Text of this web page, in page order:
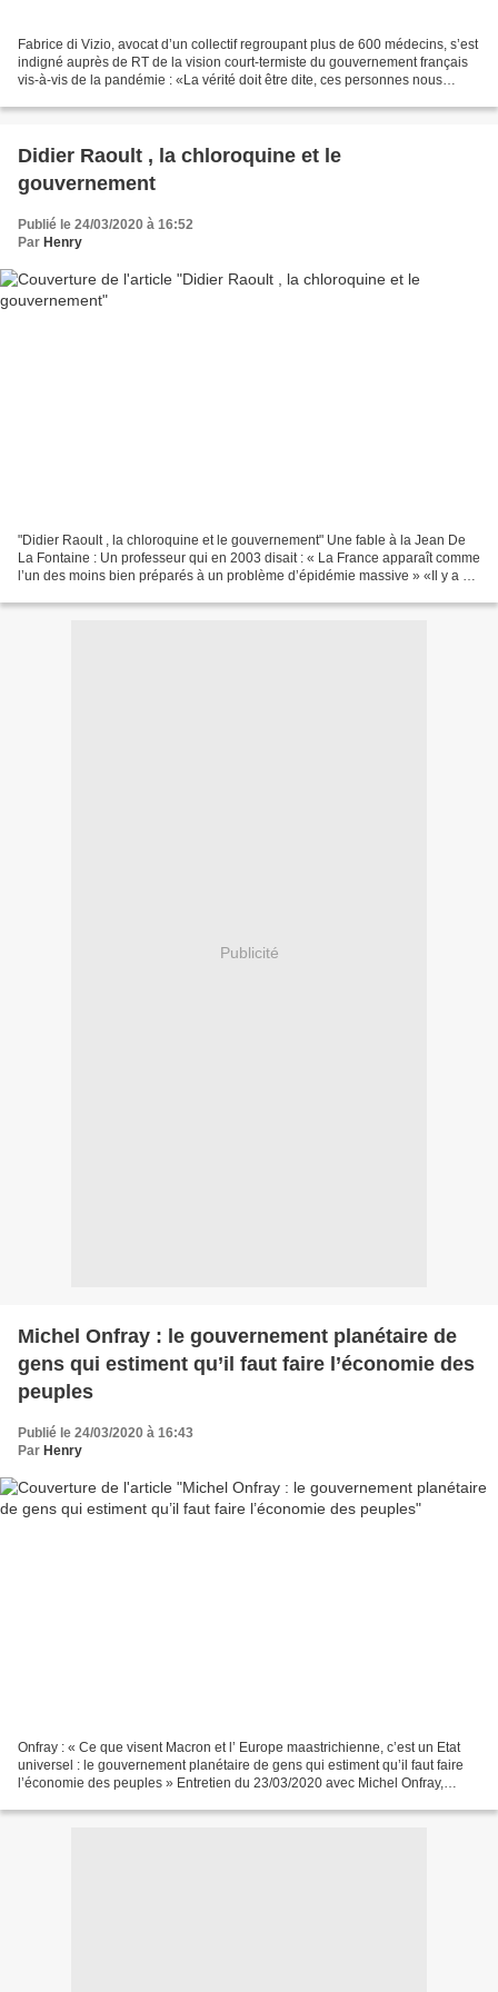
Fabrice di Vizio, avocat d’un collectif regroupant plus de 600 médecins, s’est
indigné auprès de RT de la vision court-termiste du gouvernement français
vis-à-vis de la pandémie : «La vérité doit être dite, ces personnes nous
Didier Raoult , la chloroquine et le
gouvernement
Publié le 24/03/2020 à 16:52
Par Henry
"Didier Raoult , la chloroquine et le gouvernement" Une fable à la Jean De
La Fontaine : Un professeur qui en 2003 disait : « La France apparaît comme
l’un des moins bien préparés à un problème d’épidémie massive » «Il y a eu
Publicité
Michel Onfray : le gouvernement planétaire de
gens qui estiment qu’il faut faire l’économie des
peuples
Publié le 24/03/2020 à 16:43
Par Henry
Onfray : « Ce que visent Macron et l’ Europe maastrichienne, c’est un Etat
universel : le gouvernement planétaire de gens qui estiment qu’il faut faire
l’économie des peuples » Entretien du 23/03/2020 avec Michel Onfray,